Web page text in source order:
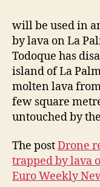
will be used in
by lava on La
Todoque has
island of La
molten lava
few square
untouched by
The postDrone
trapped by lava
Euro Weekly